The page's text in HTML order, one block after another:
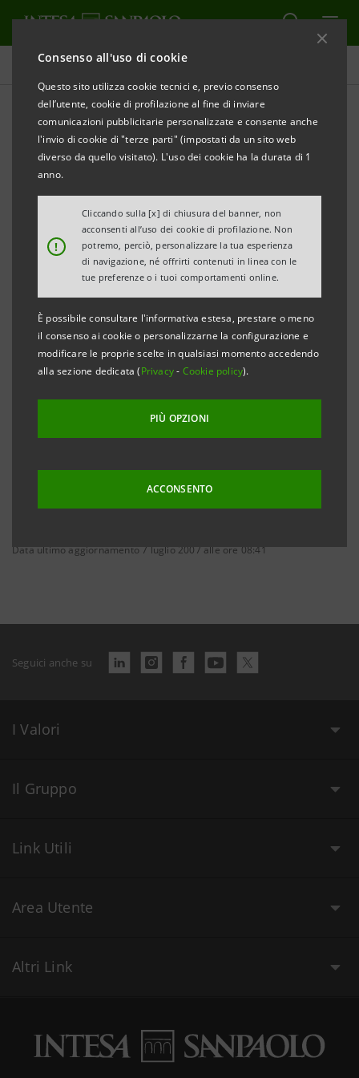
Consenso all'uso di cookie
Questo sito utilizza cookie tecnici e, previo consenso
dell’utente, cookie di profilazione al fine di inviare
comunicazioni pubblicitarie personalizzate e consente anche
l'invio di cookie di "terze parti" (impostati da un sito web
diverso da quello visitato). L'uso dei cookie ha la durata di 1
anno.
!
Cliccando sulla [x] di chiusura del banner, non
acconsenti all’uso dei cookie di profilazione. Non
potremo, perciò, personalizzare la tua esperienza
di navigazione, né offrirti contenuti in linea con le
tue preferenze o i tuoi comportamenti online.
È possibile consultare l'informativa estesa, prestare o meno
il consenso ai cookie o personalizzarne la configurazione e
modificare le proprie scelte in qualsiasi momento accedendo
alla sezione dedicata (Privacy- Cookie policy).
PIÙ OPZIONI
ACCONSENTO
Comunicati stampa
STAMPA AGGIORNA
COMUNICATO CONGIUNTO
Intesa Sanpaolo S.p.A., Mediobanca S.p.A. e Sintonia
S.A. comunicano che oggi il Bundeskartellamt,
l’Autorità Antitrust tedesca, ha approvato
l’operazione attraverso la quale gli Investitori
acquisiranno indirettamente il 23,6% del capitale
ordinario di Telecom Italia S.p.A., in conformità agli
accordi sottoscritti il 28 aprile scorso.
Data ultimo aggiornamento 7 luglio 2007 alle ore 08:41
Seguici anche su
I Valori
Il Gruppo
Link Utili
Area Utente
Altri Link